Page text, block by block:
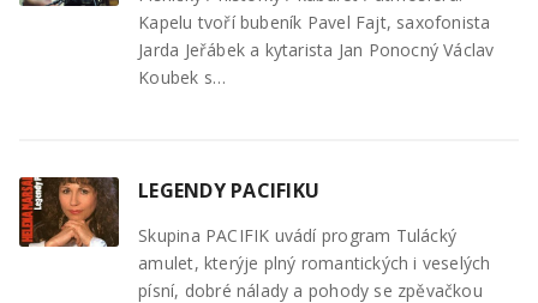
Kapelu tvoří bubeník Pavel Fajt, saxofonista
Jarda Jeřábek a kytarista Jan Ponocný Václav
Koubek s…
LEGENDY PACIFIKU
Skupina PACIFIK uvádí program Tulácký
amulet, kterýje plný romantických i veselých
písní, dobré nálady a pohody se zpěvačkou